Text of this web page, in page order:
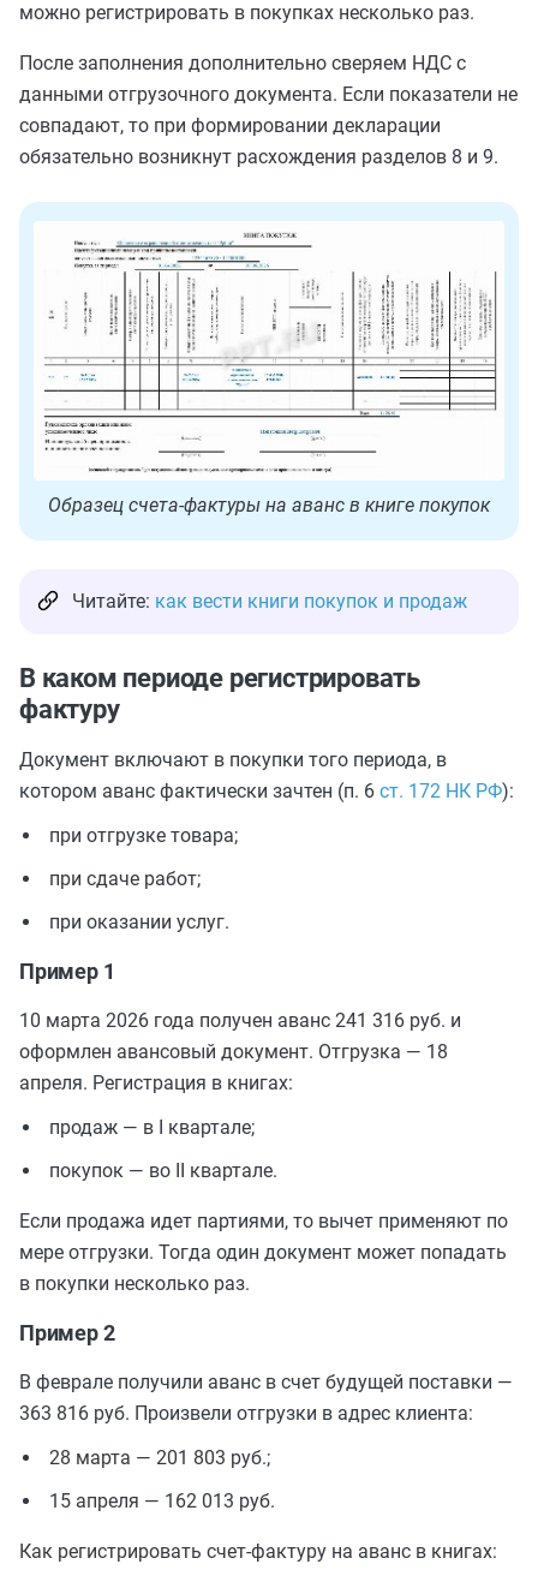
можно регистрировать в покупках несколько раз.
После заполнения дополнительно сверяем НДС с
данными отгрузочного документа. Если показатели не
совпадают, то при формировании декларации
обязательно возникнут расхождения разделов 8 и 9.
Образец счета-фактуры на аванс в книге покупок
Читайте: как вести книги покупок и продаж
В каком периоде регистрировать
фактуру
Документ включают в покупки того периода, в
котором аванс фактически зачтен (п. 6 ст. 172 НК РФ):
при отгрузке товара;
при сдаче работ;
при оказании услуг.
Пример 1
10 марта 2026 года получен аванс 241 316 руб. и
оформлен авансовый документ. Отгрузка — 18
апреля. Регистрация в книгах:
продаж — в I квартале;
покупок — во II квартале.
Если продажа идет партиями, то вычет применяют по
мере отгрузки. Тогда один документ может попадать
в покупки несколько раз.
Пример 2
В феврале получили аванс в счет будущей поставки —
363 816 руб. Произвели отгрузки в адрес клиента:
28 марта — 201 803 руб.;
15 апреля — 162 013 руб.
Как регистрировать счет-фактуру на аванс в книгах: